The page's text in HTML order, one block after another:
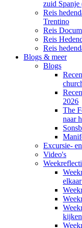
zuid Spanje
Reis
Trentino
Reis
Reis
Reis
Blogs & meer
Blogs
2026
The
naar
Excursie-
Video's
kijken